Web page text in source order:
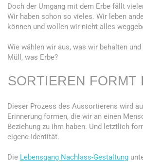
Doch der Umgang mit dem Erbe fällt
Wir haben schon so vieles. Wir leben
können und wollen wir nicht alles
Wie wählen wir aus, was wir behalten
Müll, was Erbe?
SORTIEREN FORMT
Dieser Prozess des Aussortierens wird
Erinnerung formen, die wir an einen
Beziehung zu ihm haben. Und letztlich
eigene Identität.
Die Lebensgang Nachlass-Gestaltung